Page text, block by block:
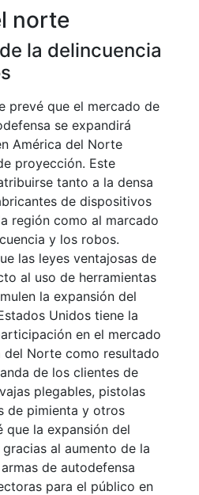
norte
la delincuencia
prevé que el mercado de
se expandirá
América del Norte
proyección. Este
tanto a la densa
de dispositivos
región como al marcado
y los robos.
las leyes ventajosas de
al uso de herramientas
la expansión del
Unidos tiene la
en el mercado
del Norte como resultado
de los clientes de
plegables, pistolas
de pimienta y otros
que la expansión del
al aumento de la
de autodefensa
para el público en